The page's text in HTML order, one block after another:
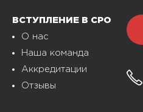
ВСТУПЛЕНИЕ В СРО
О нас
Наша команда
Аккредитации
Отзывы